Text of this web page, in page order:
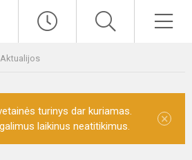
Aktualijos
turinys dar kuriamas.
laikinus neatitikimus.
×